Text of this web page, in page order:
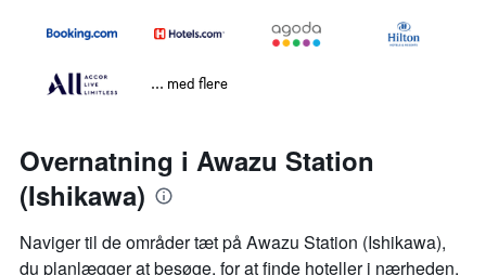
... med flere
Overnatning i Awazu Station
(Ishikawa)
Naviger til de områder tæt på Awazu Station (Ishikawa),
du planlægger at besøge, for at finde hoteller i nærheden.